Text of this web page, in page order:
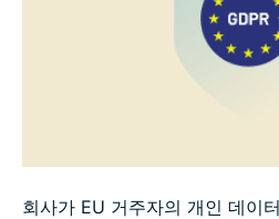
GDPR에 따른 사용자의 데이터
GDPR에서 동의란 무엇이며,
GDPR 이행 및 위반 시 부과되
회사가 EU 거주자의 개인 데이